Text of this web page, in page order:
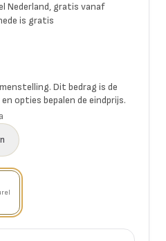
Nederland, gratis vanaf
is gratis
Dit bedrag is de
opties bepalen de eindprijs.